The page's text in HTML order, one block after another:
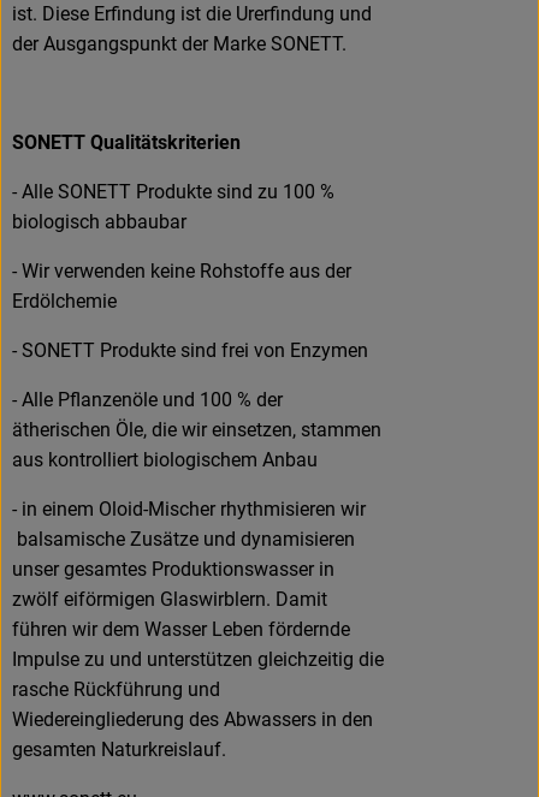
ist. Diese Erfindung ist die Urerfindung und
der Ausgangspunkt der Marke SONETT.
SONETT Qualitätskriterien
- Alle SONETT Produkte sind zu 100 %
biologisch abbaubar
- Wir verwenden keine Rohstoffe aus der
Erdölchemie
- SONETT Produkte sind frei von Enzymen
- Alle Pflanzenöle und 100 % der
ätherischen Öle, die wir einsetzen, stammen
aus kontrolliert biologischem Anbau
- in einem Oloid-Mischer rhythmisieren wir
balsamische Zusätze und dynamisieren
unser gesamtes Produktionswasser in
zwölf eiförmigen Glaswirblern. Damit
führen wir dem Wasser Leben fördernde
Impulse zu und unterstützen gleichzeitig die
rasche Rückführung und
Wiedereingliederung des Abwassers in den
gesamten Naturkreislauf.